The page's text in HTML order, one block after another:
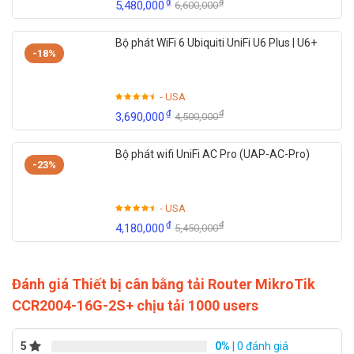
Ứng dụng thực tế của MikroTik CCR2004-
16G-2S+
MikroTik CCR2004-15G-2S+ là router cân bằng tải chuyên
dụng cho các dự án khách sạn, homestay, trường đại học,
bệnh viện, biệt thự liền kề…. MikroTik CCR2004-16G-2S+
5,480,000 6,600,000
-18%
Bộ phát WiFi 6 Ubiquiti UniFi U6 Plus | U6+
- USA
3,690,000₫ 4,500,000₫
-23%
Bộ phát wifi UniFi AC Pro (UAP-AC-Pro)
- USA
4,180,000₫ 5,450,000₫
Đánh giá Thiết bị cân bằng tải Router MikroTik
CCR2004-16G-2S+ chịu tải 1000 users
5 0% | 0 đánh giá